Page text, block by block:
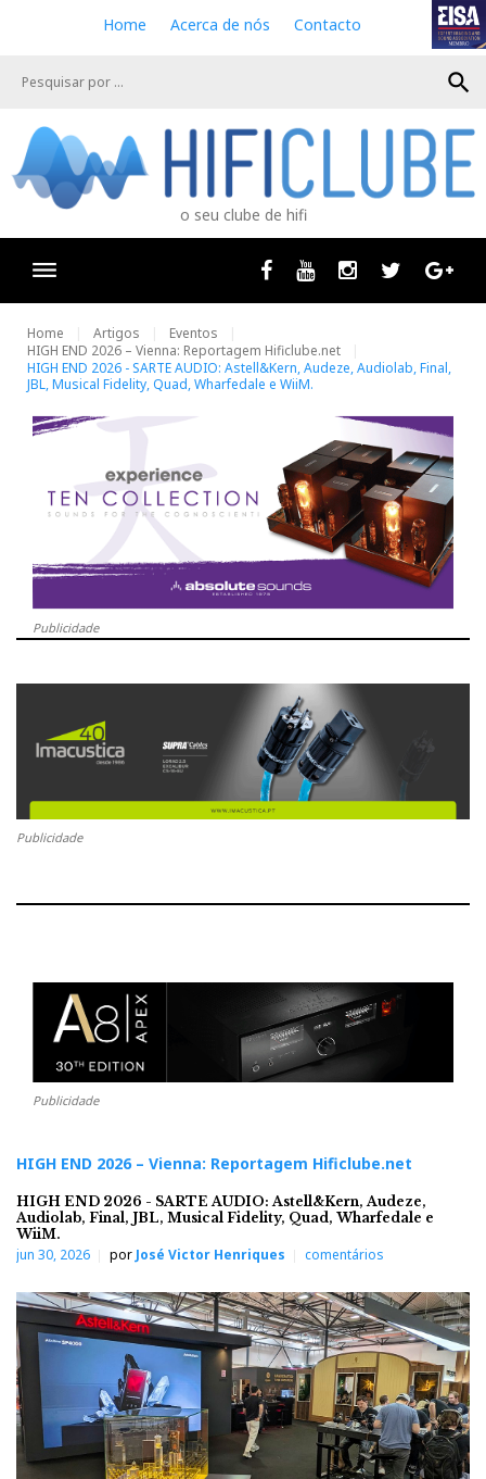
e
Home Acerca de nós Contacto
search
o seu clube de hifi
Facebook
Youtube InstagramTwitter
Home Artigos
Eventos
HIGH END 2026 – Vienna: Reportagem Hificlube.net
HIGH END 2026 - SARTE AUDIO: Astell&Kern, Audeze, Audiolab, Final,
JBL, Musical Fidelity, Quad, Wharfedale e WiiM.
Publicidade
Publicidade
Publicidade
HIGH END 2026 – Vienna: Reportagem Hificlube.net
HIGH END 2026 - SARTE AUDIO: Astell&Kern, Audeze,
Audiolab, Final, JBL, Musical Fidelity, Quad, Wharfedale e
WiiM.
jun 30, 2026 por José Victor Henriques comentários